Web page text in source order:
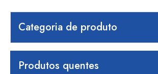
Categoria de produto
Produtos quentes